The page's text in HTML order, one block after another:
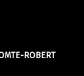
ROBERT